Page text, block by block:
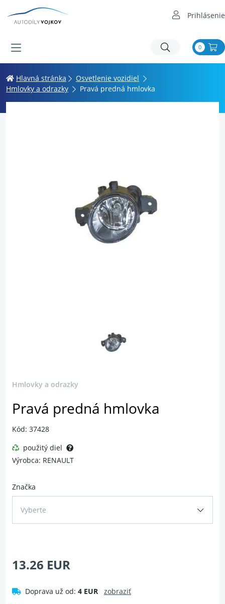
Prihlásenie
0
Hlavná stránka
Osvetlenie vozidiel
Hmlovky a odrazky
Pravá predná hmlovka
Hmlovky a odrazky
Pravá predná hmlovka
Kód: 37428
použitý diel
Výrobca: RENAULT
Značka
Vyberte
13.26 EUR
Doprava už od: 4 EUR
zobraziť